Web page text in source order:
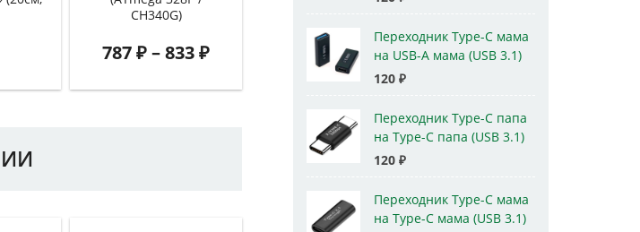
CH340G)
787₽–833₽
Переходник Type-C мама
на USB-A мама (USB 3.1)
120 ₽
Переходник Type-C папа
на Type-C папа (USB 3.1)
120 ₽
Переходник Type-C мама
на Type-C мама (USB 3.1)